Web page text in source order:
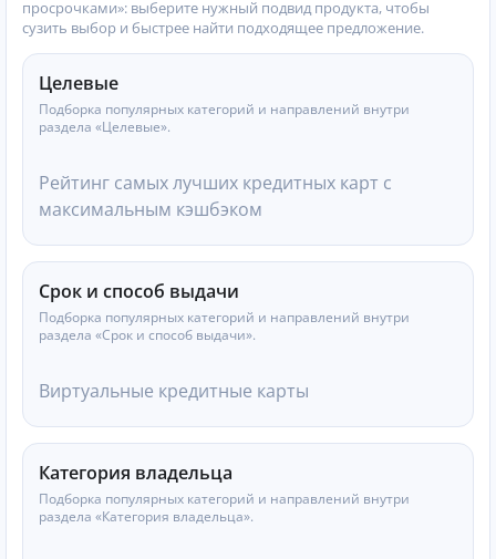
просрочками»: выберите нужный подвид продукта, чтобы
сузить выбор и быстрее найти подходящее предложение.
Целевые
Подборка популярных категорий и направлений внутри
раздела «Целевые».
Рейтинг самых лучших кредитных карт с
максимальным кэшбэком
Срок и способ выдачи
Подборка популярных категорий и направлений внутри
раздела «Срок и способ выдачи».
Виртуальные кредитные карты
Категория владельца
Подборка популярных категорий и направлений внутри
раздела «Категория владельца».